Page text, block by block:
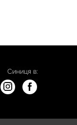
Синиця в: